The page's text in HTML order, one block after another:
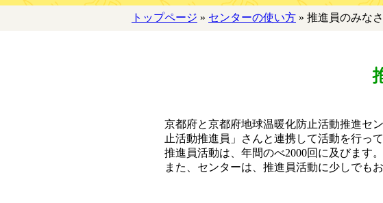
トップページ » センターの使い方 » 推進員のみな
京都府と京都府地球温暖化防止活動推進セ
止活動推進員」さんと連携して活動を行って
推進員活動は、年間のべ2000回に及びます
また、センターは、推進員活動に少しでも